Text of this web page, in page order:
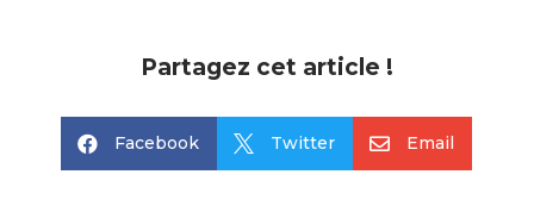
Partagez cet article !
 Facebook  Twitter  Email